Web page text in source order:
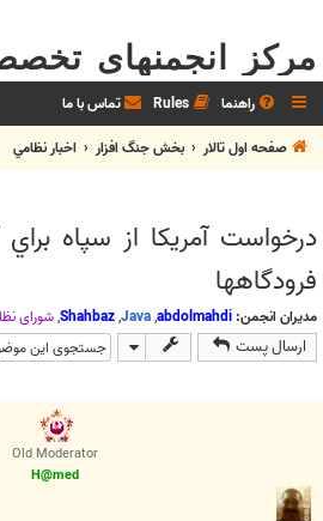
مرکز انجمنهای
راهنما Rules تماس با ما
صفحه اول تالار
بخش جنگ افزار اخبار نظامي
درخواست آمريكا از سپاه
فرودگاهها
مدیران انجمن: abdolmahdi
,
Java
,
Shahbaz
,شوراي
ارسال پست
Old Moderator
H@med